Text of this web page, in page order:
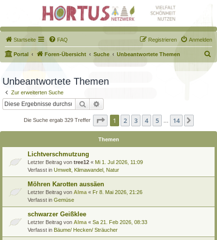
Startseite FAQ Anmelden
Registrieren
Portal Foren-Übersicht Suche Unbeantwortete Themen
u
Unbeantwortete Themen
Zur erweiterten Suche
Suche
Die Suche ergab 329 Treffer Seite 1von 14
1 2 3 4 5 14
Themen
Lichtverschmutzung
Letzter Beitrag von tree12 « Mi 1. Jul 2026, 11:09
Verfasst in Umwelt, Klimawandel, Natur
Möhren Karotten aussäen
Letzter Beitrag von Alma « Fr 8. Mai 2026, 21:26
Verfasst in Gemüse
schwarzer Geißklee
Letzter Beitrag von Alma « Sa 21. Feb 2026, 08:33
Verfasst in Bäume/ Hecken/ Sträucher